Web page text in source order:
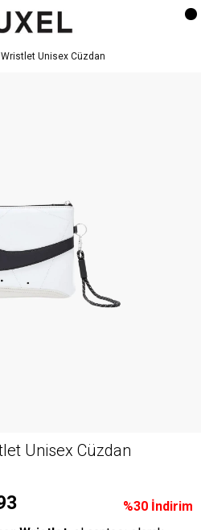
Unisex Cüzdan
Unisex Cüzdan
%30 İndirim